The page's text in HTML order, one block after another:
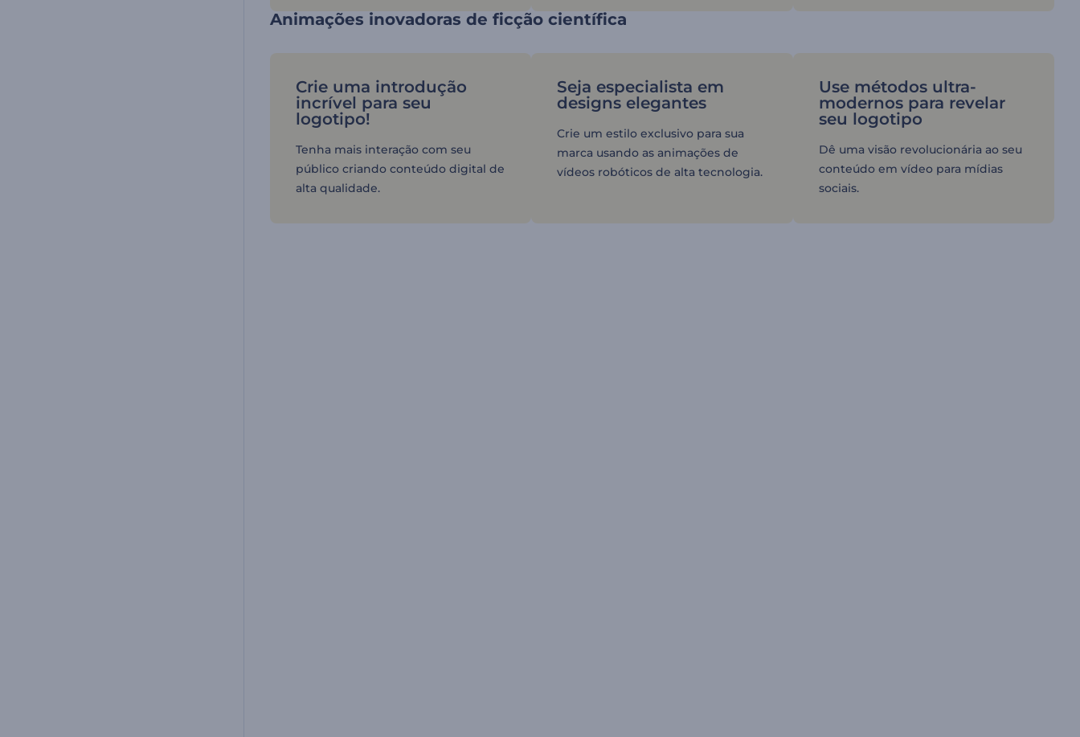
Animações inovadoras de ficção científica
Crie uma introdução
incrível para seu
logotipo!
Tenha mais interação com seu
público criando conteúdo digital de
alta qualidade.
Seja especialista em
designs elegantes
Crie um estilo exclusivo para sua
marca usando as animações de
vídeos robóticos de alta tecnologia.
Use métodos ultra-
modernos para revelar
seu logotipo
Dê uma visão revolucionária ao seu
conteúdo em vídeo para mídias
sociais.